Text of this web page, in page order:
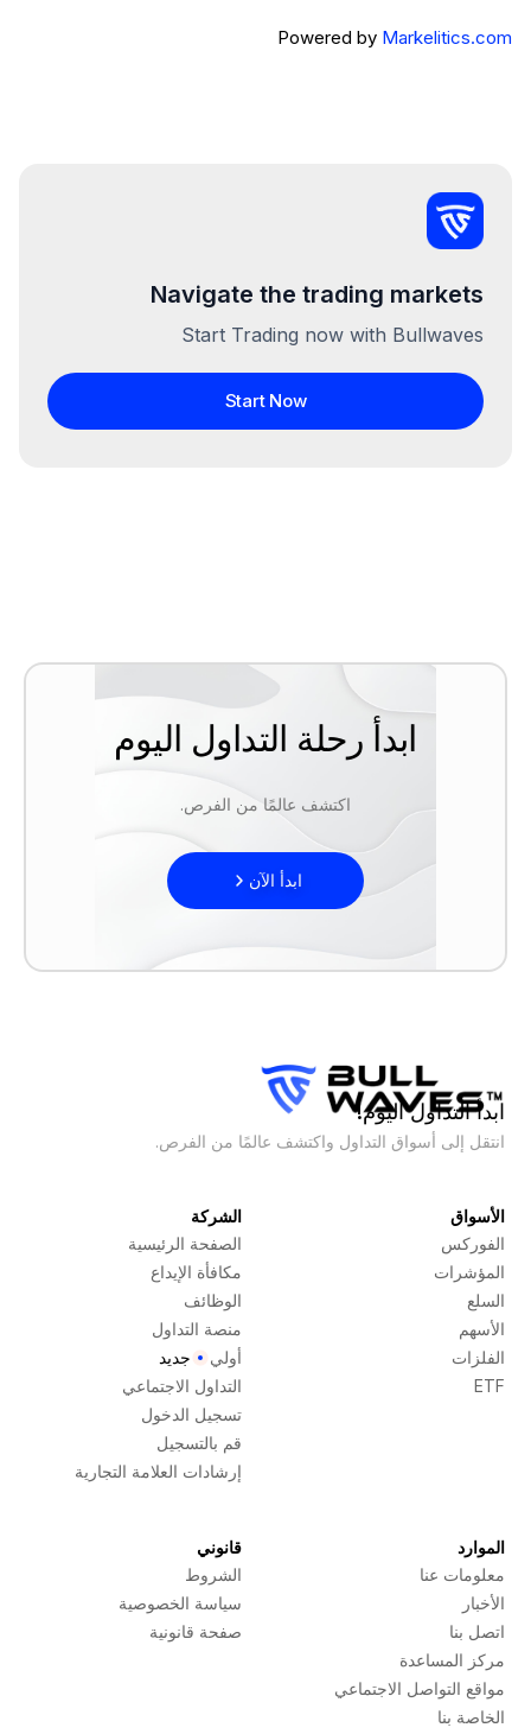
Powered by Markelitics.com
Navigate the trading markets
Start Trading now with Bullwaves
Start Now
ابدأ رحلة التداول اليوم
اكتشف عالمًا من الفرص.
ابدأ الآن
ابدأ التداول اليوم!
انتقل إلى أسواق التداول واكتشف عالمًا من الفرص.
الأسواق
الفوركس
المؤشرات
السلع
الأسهم
الفلزات
ETF
الشركة
الصفحة الرئيسية
مكافأة الإيداع
الوظائف
منصة التداول
أولي
جديد
التداول الاجتماعي
تسجيل الدخول
قم بالتسجيل
إرشادات العلامة التجارية
الموارد
معلومات عنا
الأخبار
اتصل بنا
مركز المساعدة
مواقع التواصل الاجتماعي
الخاصة بنا
قانوني
الشروط
سياسة الخصوصية
صفحة قانونية